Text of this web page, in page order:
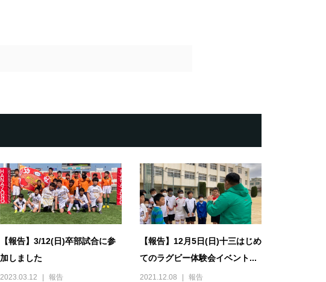
【報告】3/12(日)卒部試合に参
加しました
2023.03.12 報告
【報告】12月5日(日)十三はじめ
てのラグビー体験会イベント...
2021.12.08 報告